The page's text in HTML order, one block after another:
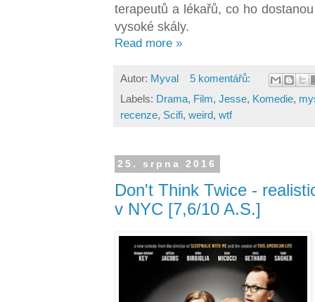
terapeutů a lékařů, co ho
vysoké skály.
Read more »
Autor: Myval
5 komentářů:
Labels: Drama, Film, Jesse, Komedie,
recenze, Scifi, weird, wtf
25. srpna 2016
Don't Think Twice -
v NYC [7,6/10 A.S.]